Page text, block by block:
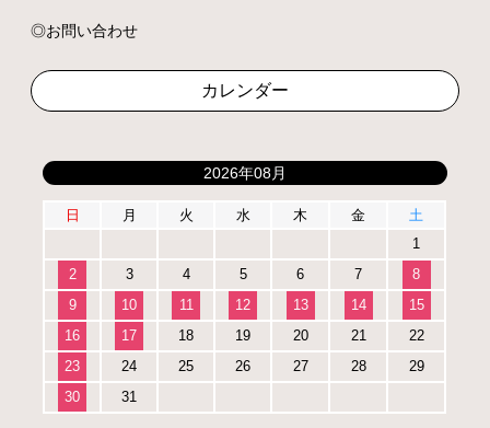
お問い合わせ
カレンダー
2026年08月
日 月 火 水 木 金
土
1
2
3 4 5 6 7
8
9
10 11 12 13 14
15
16
17 18 19 20 21
22
23
24 25 26 27 28
29
30
31